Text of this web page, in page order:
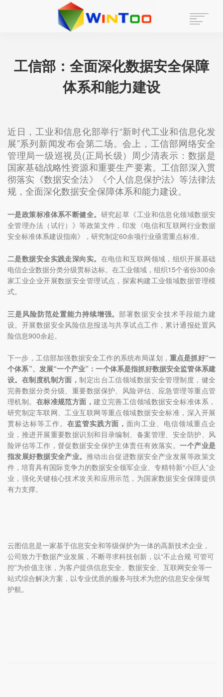
走进云图
新闻中心
安全动态
联系我们
招贤纳士
工信部：全面深化数据安全保障
体系和能力建设
近日，工业和信息化部举行“新时代工业和信息化发
展”系列新闻发布会第二场。会上，工信部网络安全
管理局一级巡视员(正局长级）周少清表示：数据是
国家基础战略性资源和重要生产要素。工信部深入贯
彻落实《数据安全法》《个人信息保护法》等法律法
规，全面深化数据安全保障体系和能力建设。
一是政策标准体系不断健全。 研究起草《工业和信息化领域数据安
全管理办法（试行）》等政策文件，印发《电信和互联网行业数据
安全标准体系建设指南》，研究制定60余项行业亟需重点标准。
二是数据安全实践走深向实。 在电信和互联网领域，组织开展基础
电信企业数据分类分级贯标达标。在工业领域，组织15个省份300余
家工业企业开展数据安全管理试点，探索构建工业领域数据管理模
式。
三是风险防范处置能力持续增强。部署数据安全技术手段能力建
设。开展数据安全风险信息报送与共享试点工作，累计通报处置风
险信息900余起。
下一步，工信部加强数据安全工作的系统布局谋划， 重点是抓好“一
个体系”、发展“一个产业”：一个体系是指抓好数据安全监管体系建
设。在制度机制方面，制定出台工信领域数据安全管理制度，健全
完善数据分类分级、重要数据保护、风险评估、应急管理等重点管
理机制。 在标准规范方面，建立完善工信领域数据安全标准体系，
研究制定车联网、工业互联网等重点领域数据安全标准，深入开展
贯标达标等工作。 在监管实践方面，面向工业、电信领域重点企
业，推进开展重要数据识别和目录编制、备案管理、安全防护、风
险评估等工作，督促数据安全保护主体责任有效落实。一个产业是
指发展好数据安全产业。 推动出台促进数据安全产业发展等政策文
件，培育具有国际竞争力的数据安全领军企业、专精特新“小巨人”企
业，强化关键核心技术攻关和应用示范，为国家数据安全保障提供
有力支撑。
云图信息是一家基于信息安全和等级保护为一体的高新技术企业，
公司致力于数据产业发展，不断寻求科技创新，以“不止合规 可管可
控”为价值主张，为客户提供信息安全、数据安全、互联网安全等一
站式综合解决方案，以专业优质的服务与技术为您的信息安全保驾
护航。